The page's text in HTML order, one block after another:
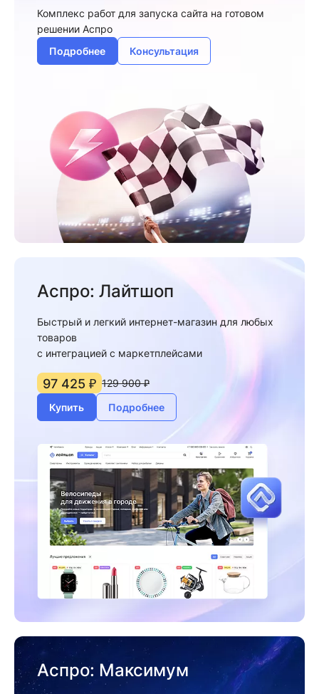
Комплекс работ для запуска сайта на готовом
решении Аспро
Подробнее
Консультация
Аспро: Лайтшоп
Быстрый и легкий интернет-магазин для любых
товаров
c интеграцией с маркетплейсами
97 425 ₽ 129 900 ₽
Купить
Подробнее
Аспро: Максимум